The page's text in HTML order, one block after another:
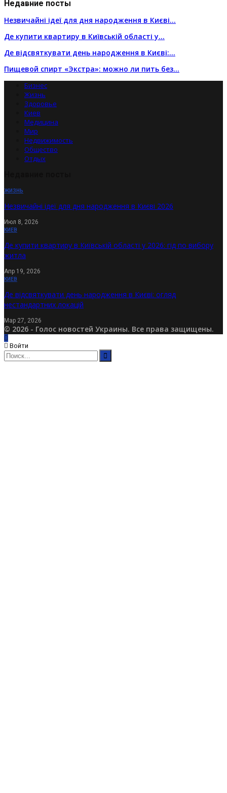
Недавние посты
Незвичайні ідеї для дня народження в Києві…
Де купити квартиру в Київській області у…
Де відсвяткувати день народження в Києві:…
Пищевой спирт «Экстра»: можно ли пить без…
Бизнес
Жизнь
Здоровье
Киев
Медицина
Мир
Недвижимость
Общество
Отдых
ЖИЗНЬ
Незвичайні ідеї для дня народження в Києві 2026
Июл 8, 2026
КИЕВ
Де купити квартиру в Київській області у 2026: гід по вибору
житла
Апр 19, 2026
КИЕВ
Де відсвяткувати день народження в Києві: огляд
нестандартних локацій
Мар 27, 2026
© 2026 - Голос новостей Украины. Все права защищены.
Войти